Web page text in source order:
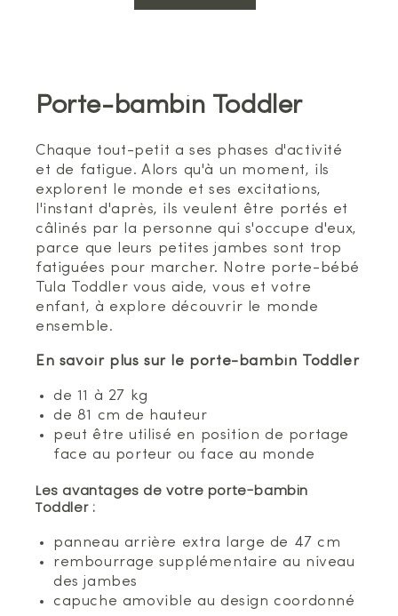
Porte-bambin Toddler
Chaque tout-petit a ses phases d'activité
et de fatigue. Alors qu'à un moment, ils
explorent le monde et ses excitations,
l'instant d'après, ils veulent être portés et
câlinés par la personne qui s'occupe d'eux,
parce que leurs petites jambes sont trop
fatiguées pour marcher. Notre porte-bébé
Tula Toddler vous aide, vous et votre
enfant, à explore découvrir le monde
ensemble.
En savoir plus sur le porte-bambin Toddler
de 11 à 27 kg
de 81 cm de hauteur
peut être utilisé en position de portage
face au porteur ou face au monde
Les avantages de votre porte-bambin
Toddler :
panneau arrière extra large de 47 cm
rembourrage supplémentaire au niveau
des jambes
capuche amovible au design coordonné